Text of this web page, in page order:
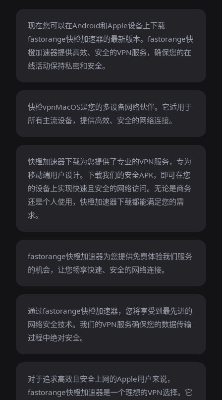
现在您可以在Android和Apple设备上下载
fastorange快橙加速器的最新版本。fastorange快
橙加速器提供高效、安全的VPN服务，确保您的在
线活动保持私密和安全。
快橙vpnMacOS是您的多设备网络伙伴。它适用于
所有主流设备，提供高效、安全的网络连接。
快橙加速器下载为您提供了专业的VPN服务，专为
移动端用户设计。下载我们的安全APK，即可在您
的设备上实现快速且安全的网络访问。无论是商务
还是个人使用，快橙加速器下载都能满足您的需
求。
fastorange快橙加速器为您提供免费体验我们服务
的机会，让您畅享快速、安全的网络连接。
通过fastorange快橙加速器，您将享受到最先进的
网络安全技术。我们的VPN服务确保您的数据传输
过程中绝对安全。
对于追求高效且安全上网的Apple用户来说，
fastorange快橙加速器是一个理想的VPN选择。它